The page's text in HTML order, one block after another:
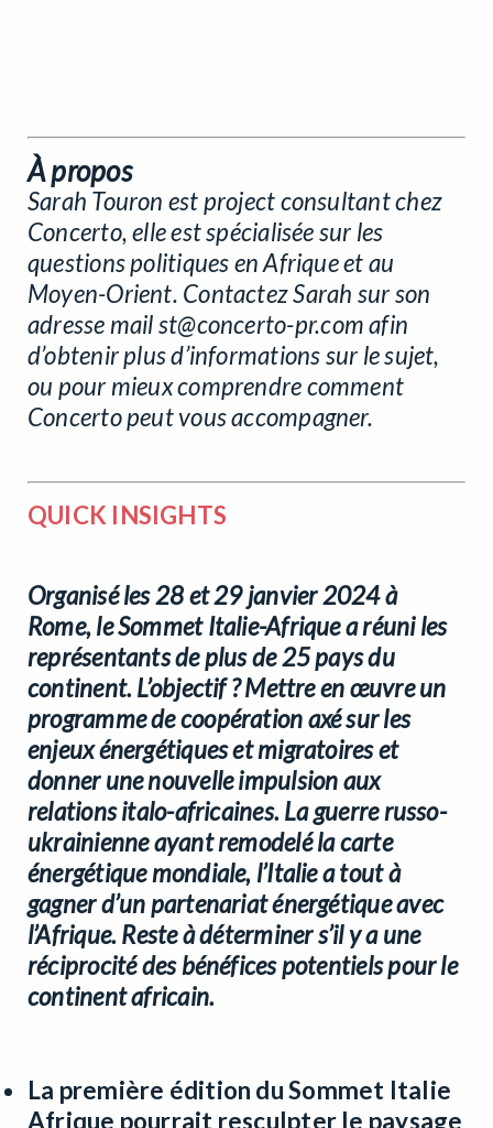
À propos
Sarah Touron est project consultant chez
Concerto, elle est spécialisée sur les
questions politiques en Afrique et au
Moyen-Orient. Contactez Sarah sur son
adresse mailst@concerto-pr.comafin
d’obtenir plus d’informations sur le sujet,
ou pour mieux comprendre comment
Concerto peut vous accompagner.
QUICK INSIGHTS
Organisé les 28 et 29 janvier 2024 à
Rome, le Sommet Italie-Afrique a réuni les
représentants de plus de 25 pays du
continent. L’objectif ? Mettre en œuvre un
programme de coopération axé sur les
enjeux énergétiques et migratoires et
donner une nouvelle impulsion aux
relations italo-africaines. La guerre russo-
ukrainienne ayant remodelé la carte
énergétique mondiale, l’Italie a tout à
gagner d’un partenariat énergétique avec
l’Afrique. Reste à déterminer s’il y a une
réciprocité des bénéfices potentiels pour le
continent africain.
La première édition du Sommet Italie
Afrique pourrait resculpter le paysage